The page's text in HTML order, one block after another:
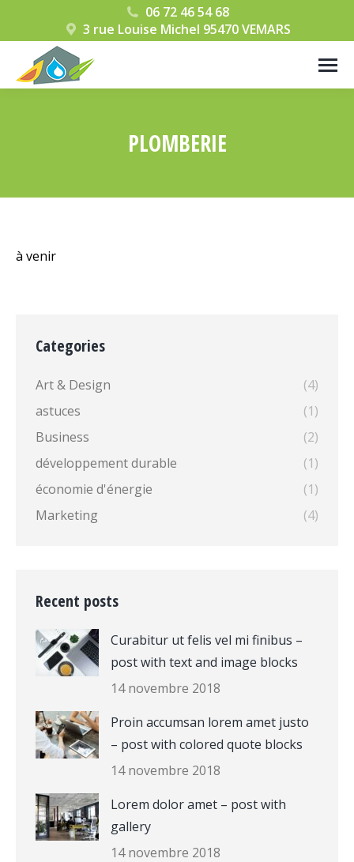
06 72 46 54 68
3 rue Louise Michel 95470 VEMARS
PLOMBERIE
à venir
Categories
Art & Design
(4)
astuces
(1)
Business
(2)
développement durable
(1)
économie d'énergie
(1)
Marketing
(4)
Recent posts
Curabitur ut felis vel mi finibus –
post with text and image blocks
14 novembre 2018
Proin accumsan lorem amet justo
– post with colored quote blocks
14 novembre 2018
Lorem dolor amet – post with
gallery
14 novembre 2018